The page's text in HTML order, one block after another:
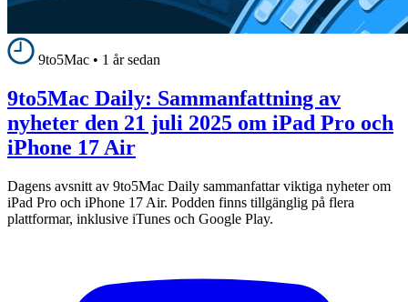
9to5Mac • 1 år sedan
9to5Mac Daily: Sammanfattning av
nyheter den 21 juli 2025 om iPad Pro och
iPhone 17 Air
Dagens avsnitt av 9to5Mac Daily sammanfattar viktiga nyheter om
iPad Pro och iPhone 17 Air. Podden finns tillgänglig på flera
plattformar, inklusive iTunes och Google Play.